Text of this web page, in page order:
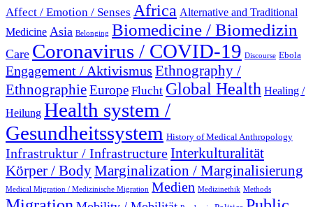
Affect / Emotion / Senses Africa Alternative and Traditional
Medicine Asia Belonging Biomedicine / Biomedizin
Care Coronavirus / COVID-19 Discourse Ebola
Engagement / Aktivismus Ethnography /
EthnographieEurope Flucht Global Health Healing /
Heilung Health system /
Gesundheitssystem History of Medical Anthropology
Infrastruktur / InfrastructureInterkulturalität
Körper / BodyMarginalization / Marginalisierung
Medical Migration / Medizinische Migration Medien Medizinethik Methods